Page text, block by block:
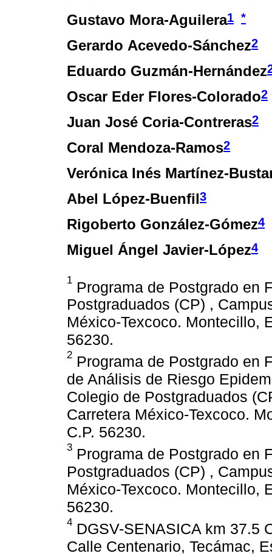
Gustavo Mora-Aguilera1 *
Gerardo Acevedo-Sánchez2
Eduardo Guzmán-Hernández
Oscar Eder Flores-Colorado2
Juan José Coria-Contreras2
Coral Mendoza-Ramos2
Verónica Inés Martínez-
Abel López-Buenfil3
Rigoberto González-Gómez4
Miguel Ángel Javier-López4
1 Programa de Postgrado en
Postgraduados (CP) ,
México-Texcoco. Montecillo,
56230.
2 Programa de Postgrado en
de Análisis de Riesgo
Colegio de Postgraduados
Carretera México-Texcoco.
C.P. 56230.
3 Programa de Postgrado en
Postgraduados (CP) ,
México-Texcoco. Montecillo,
56230.
4 DGSV-SENASICA km 37.5
Calle Centenario, Tecámac,